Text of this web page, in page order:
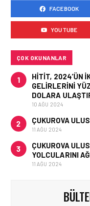
FACEBOOK
YOUTUBE
ÇOK OKUNANLAR
1
HITIT, 2024’ÜN
GELIRLERINI
DOLARA
10 AĞU 2024
2 ÇUKUROVA
11 AĞU 2024
3
ÇUKUROVA
YOLCULARINI
11 AĞU 2024